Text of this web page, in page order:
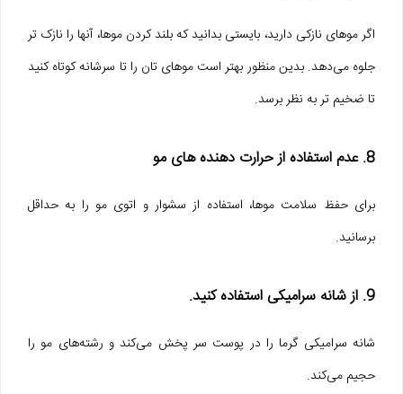
اگر موهای نازکی دارید، بایستی بدانید که بلند کردن موها، آنها را نازک تر
جلوه می‌دهد. بدین منظور بهتر است موهای تان را تا سرشانه کوتاه کنید
تا ضخیم تر به نظر برسد.
8. عدم استفاده از حرارت دهنده های مو
برای حفظ سلامت موها، استفاده از سشوار و اتوی مو را به حداقل
برسانید.
9. از شانه سرامیکی استفاده کنید.
شانه سرامیکی گرما را در پوست سر پخش می‌کند و رشته‌های مو را
حجیم می‌کند.